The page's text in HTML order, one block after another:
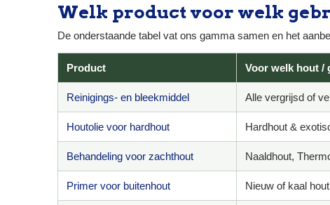
Welk product voor welk
De onderstaande tabel vat ons gamma samen en het
Product Voor welk hout /
Reinigings- en bleekmiddel Alle vergrijsd of
Houtolie voor hardhout Hardhout &
Behandeling voor zachthout Naaldhout,
Primer voor buitenhout Nieuw of kaal